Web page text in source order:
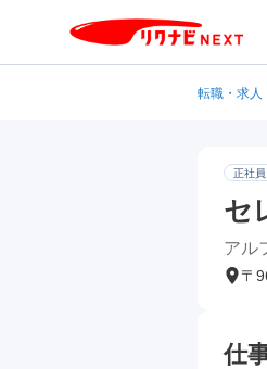
転職・求人
正社員
セ
アル
〒
仕